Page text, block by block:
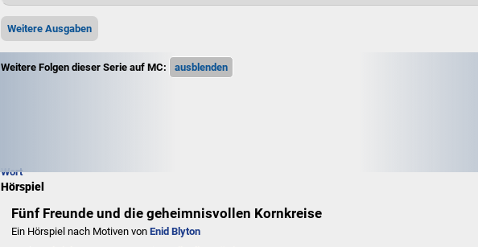
Weitere Ausgaben
Weitere Folgen dieser Serie auf MC:
Wort
Hörspiel
Fünf Freunde und die geheimnisvollen Kornkreise
Ein Hörspiel nach Motiven von Enid Blyton